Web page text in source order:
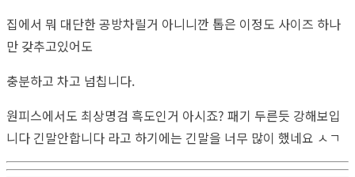
집에서 뭐 대단한 공방차릴거 아니니깐 톱은 이정도 사이즈 하나
만 갖추고있어도
충분하고 차고 넘칩니다.
원피스에서도 최상명검 흑도인거 아시죠? 패기 두른듯 강해보입
니다 긴말안합니다 라고 하기에는 긴말을 너무 많이 했네요 ㅅㄱ